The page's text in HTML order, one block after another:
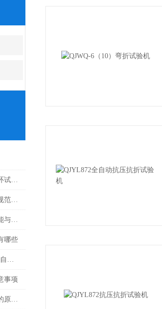
高低温冲击试验箱与普通循环试验箱的区别
进行橡胶材料拉力测试时，规范的操作步骤是什么？
电池燃烧试验机：原理、功能与应用全面解析
哪些
紫外线老化试验箱制造商对“自然老化”的探讨
事项
高低温交变湿热试验箱漏水的原因是什么